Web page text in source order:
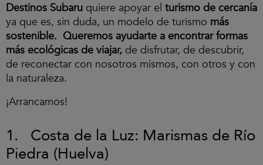
Destinos Subaru quiere apoyar el turismo de cercanía
ya que es, sin duda, un modelo de turismo más
sostenible. Queremos ayudarte a encontrar formas
más ecológicas de viajar, de disfrutar, de descubrir,
de reconectar con nosotros mismos, con otros y con
la naturaleza.
¡Arrancamos!
1. Costa de la Luz: Marismas de Río
Piedra (Huelva)